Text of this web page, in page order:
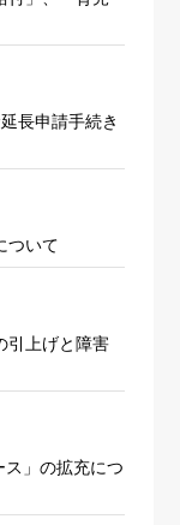
長申請手続き
ついて
上げと障害
」の拡充につ